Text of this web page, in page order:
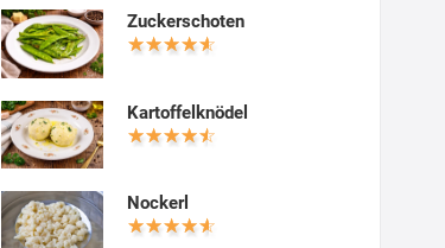
Zuckerschoten
Kartoffelknödel
Nockerl